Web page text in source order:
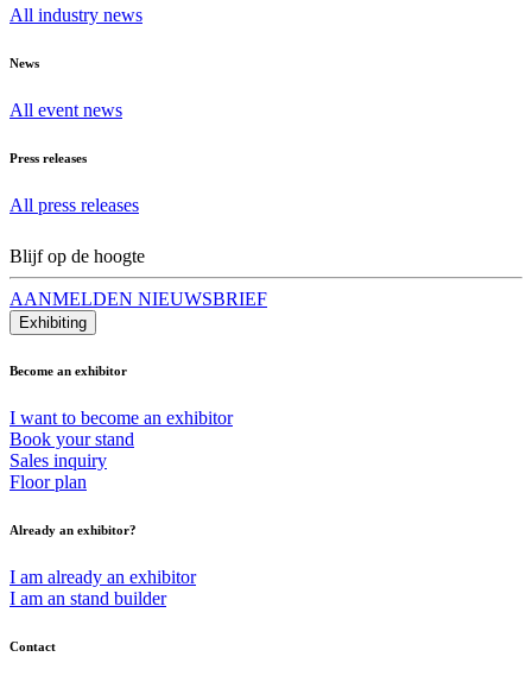
All industry news
News
All event news
Press releases
All press releases
Blijf op de hoogte
AANMELDEN NIEUWSBRIEF
Exhibiting
Become an exhibitor
I want to become an exhibitor
Book your stand
Sales inquiry
Floor plan
Already an exhibitor?
I am already an exhibitor
I am an stand builder
Contact